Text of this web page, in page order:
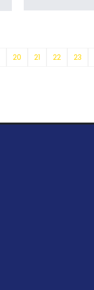
20 21 22 23